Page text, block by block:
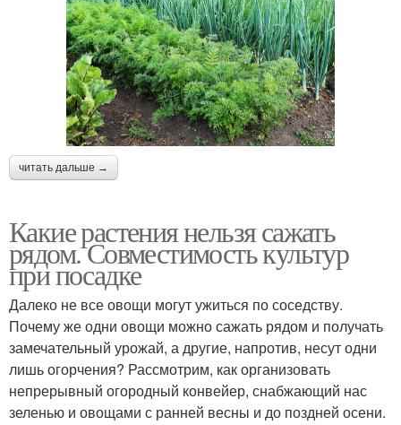
читать дальше →
Какие растения нельзя сажать
рядом. Совместимость культур
при посадке
Далеко не все овощи могут ужиться по соседству.
Почему же одни овощи можно сажать рядом и получать
замечательный урожай, а другие, напротив, несут одни
лишь огорчения? Рассмотрим, как организовать
непрерывный огородный конвейер, снабжающий нас
зеленью и овощами с ранней весны и до поздней осени.